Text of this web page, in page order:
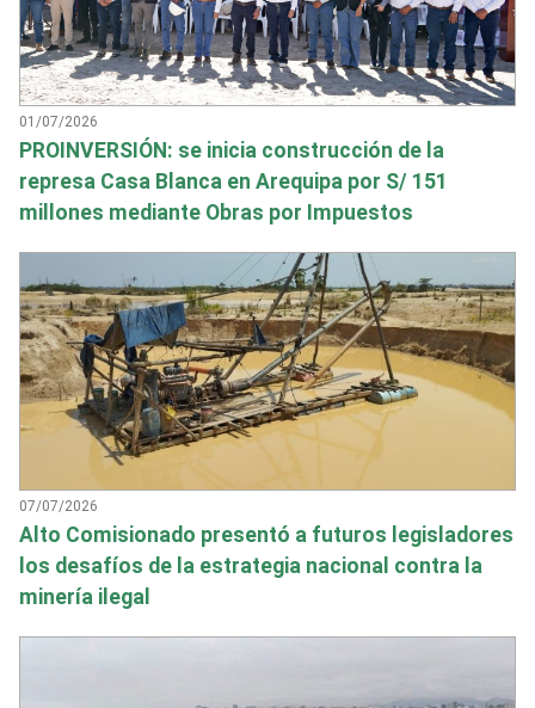
01/07/2026
PROINVERSIÓN: se inicia construcción de la
represa Casa Blanca en Arequipa por S/ 151
millones mediante Obras por Impuestos
07/07/2026
Alto Comisionado presentó a futuros legisladores
los desafíos de la estrategia nacional contra la
minería ilegal